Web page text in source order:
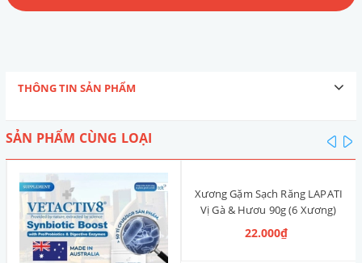
THÔNG TIN SẢN PHẨM
SẢN PHẨM CÙNG LOẠI
Xương Gặm Sạch Răng LAPATI
Vị Gà & Hươu 90g (6 Xương)
22.000₫